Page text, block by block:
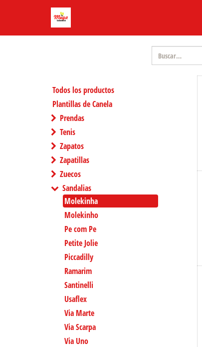
Todos los productos
Plantillas de Canela
Prendas
Tenis
Zapatos
Zapatillas
Zuecos
Sandalias
Molekinha
Molekinho
Pe com Pe
Petite Jolie
Piccadilly
Ramarim
Santinelli
Usaflex
Via Marte
Via Scarpa
Via Uno